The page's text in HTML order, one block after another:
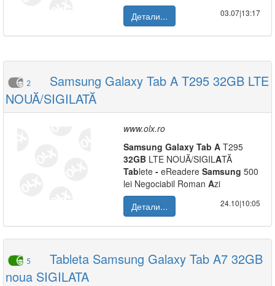
Детали...
03.07|13:17
2
Samsung Galaxy Tab A T295 32GB LTE
NOUĂ/SIGILATĂ
www.olx.ro
Samsung Galaxy Tab A T295
32GB LTE NOUĂ/SIGILATĂ
Tablete - eReadere Samsung 500
lei Negociabil Roman Azi
Детали...
24.10|10:05
5
Tableta Samsung Galaxy Tab A7 32GB
noua SIGILATA